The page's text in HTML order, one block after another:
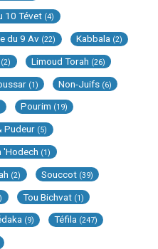
10 Tévet (4)
du 9 Av (22) Kabbala (2)
(2) Limoud Torah (26)
(1) Non-Juifs (6)
Pourim (19)
Pudeur (5)
'Hodech (1)
(2) Souccot (39)
Tou Bichvat (1)
(9) Téfila (247)